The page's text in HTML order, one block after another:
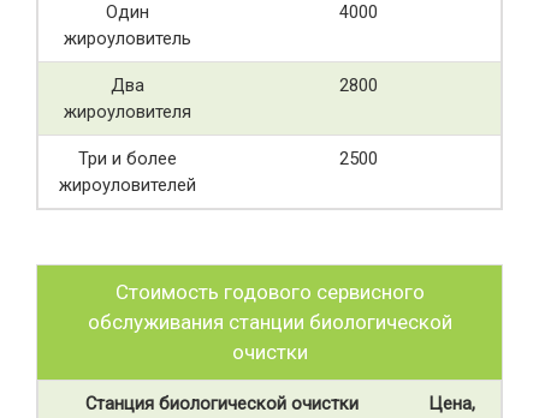
Один
жироуловитель
4000
Два
жироуловителя
2800
Три и более
жироуловителей
2500
Стоимость годового сервисного
обслуживания станции биологической
очистки
Станция биологической очистки
Цена,